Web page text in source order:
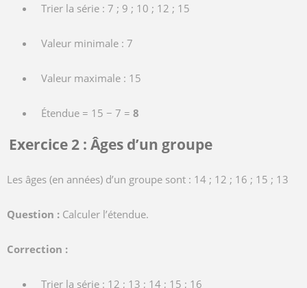
Trier la série : 7 ; 9 ; 10 ; 12 ; 15
Valeur minimale : 7
Valeur maximale : 15
Étendue = 15 − 7 = 8
Exercice 2 : Âges d’un groupe
Les âges (en années) d’un groupe sont : 14 ; 12 ; 16 ; 15 ; 13
Question : Calculer l’étendue.
Correction :
Trier la série : 12 ; 13 ; 14 ; 15 ; 16